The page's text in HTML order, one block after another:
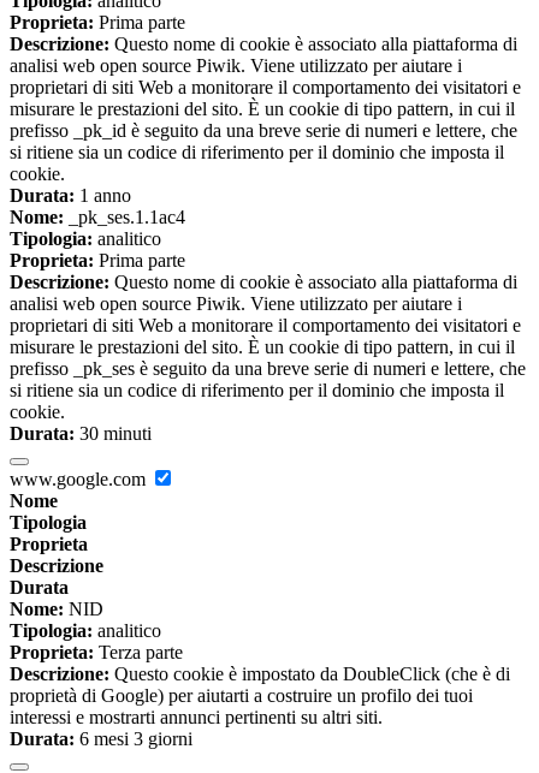
Proprieta: Prima parte
Descrizione: Questo nome di cookie è associato alla piattaforma di
analisi web open source Piwik. Viene utilizzato per aiutare i
proprietari di siti Web a monitorare il comportamento dei visitatori e
misurare le prestazioni del sito. È un cookie di tipo pattern, in cui il
prefisso _pk_id è seguito da una breve serie di numeri e lettere, che
si ritiene sia un codice di riferimento per il dominio che imposta il
cookie.
Durata: 1 anno
Nome: _pk_ses.1.1ac4
Tipologia: analitico
Proprieta: Prima parte
Descrizione: Questo nome di cookie è associato alla piattaforma di
analisi web open source Piwik. Viene utilizzato per aiutare i
proprietari di siti Web a monitorare il comportamento dei visitatori e
misurare le prestazioni del sito. È un cookie di tipo pattern, in cui il
prefisso _pk_ses è seguito da una breve serie di numeri e lettere, che
si ritiene sia un codice di riferimento per il dominio che imposta il
cookie.
Durata: 30 minuti
www.google.com
Nome
Tipologia
Proprieta
Descrizione
Durata
Nome: NID
Tipologia: analitico
Proprieta: Terza parte
Descrizione: Questo cookie è impostato da DoubleClick (che è di
proprietà di Google) per aiutarti a costruire un profilo dei tuoi
interessi e mostrarti annunci pertinenti su altri siti.
Durata: 6 mesi 3 giorni